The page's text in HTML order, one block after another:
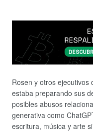
Rosen y otros
estaba preparando sus
posibles abusos
generativa como
escritura, música y arte